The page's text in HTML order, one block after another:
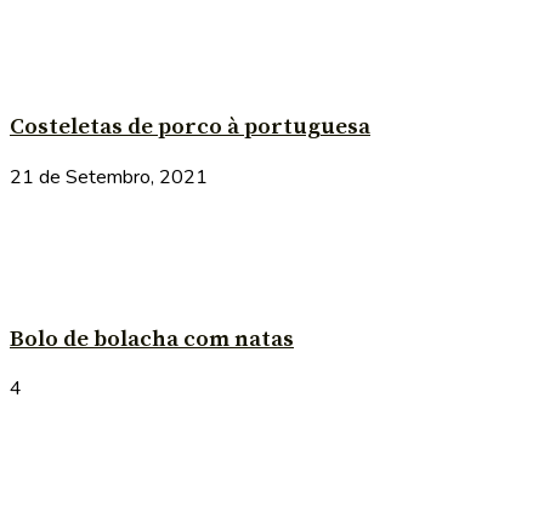
Costeletas de porco à portuguesa
21 de Setembro, 2021
Bolo de bolacha com natas
4